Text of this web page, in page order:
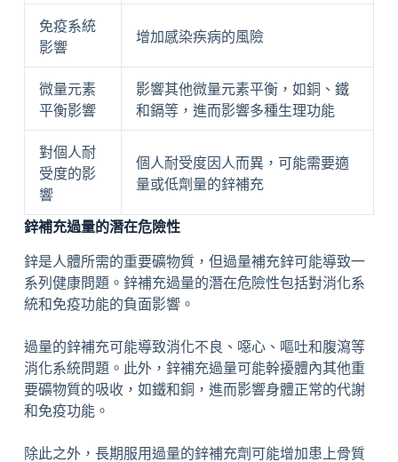
免疫系統
影響
增加感染疾病的風險
微量元素
平衡影響
影響其他微量元素平衡，如銅、鐵
和鎘等，進而影響多種生理功能
對個人耐
受度的影
響
個人耐受度因人而異，可能需要適
量或低劑量的鋅補充
鋅補充過量的潛在危險性
鋅是人體所需的重要礦物質，但過量補充鋅可能導致一
系列健康問題。鋅補充過量的潛在危險性包括對消化系
統和免疫功能的負面影響。
過量的鋅補充可能導致消化不良、噁心、嘔吐和腹瀉等
消化系統問題。此外，鋅補充過量可能幹擾體內其他重
要礦物質的吸收，如鐵和銅，進而影響身體正常的代謝
和免疫功能。
除此之外，長期服用過量的鋅補充劑可能增加患上骨質